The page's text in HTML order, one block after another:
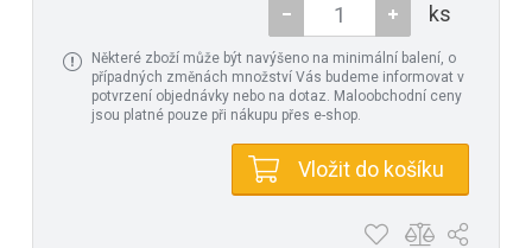
ks
Některé zboží může být navýšeno na minimální balení, o
případných změnách množství Vás budeme informovat v
potvrzení objednávky nebo na dotaz. Maloobchodní ceny
jsou platné pouze při nákupu přes e-shop.
Vložit do košíku